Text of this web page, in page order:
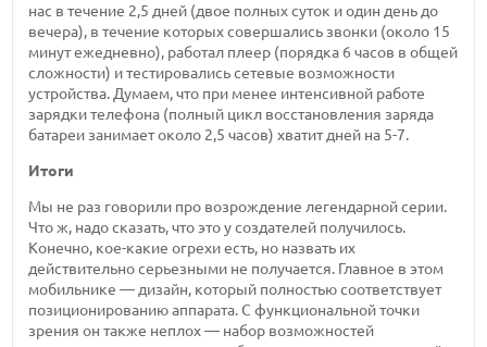
нас в течение 2,5 дней (двое полных суток и один день до
вечера), в течение которых совершались звонки (около 15
минут ежедневно), работал плеер (порядка 6 часов в общей
сложности) и тестировались сетевые возможности
устройства. Думаем, что при менее интенсивной работе
зарядки телефона (полный цикл восстановления заряда
батареи занимает около 2,5 часов) хватит дней на 5-7.
Итоги
Мы не раз говорили про возрождение легендарной серии.
Что ж, надо сказать, что это у создателей получилось.
Конечно, кое-какие огрехи есть, но назвать их
действительно серьезными не получается. Главное в этом
мобильнике — дизайн, который полностью соответствует
позиционированию аппарата. С функциональной точки
зрения он также неплох — набор возможностей